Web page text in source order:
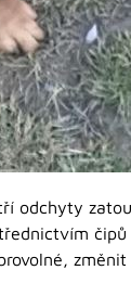
odchyty